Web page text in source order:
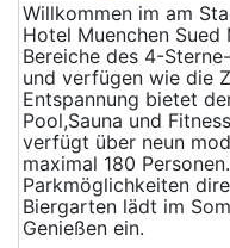
Willkommen im am
Hotel Muenchen
Bereiche des 4-
und verfügen wie die
Entspannung bietet
Pool,Sauna und
verfügt über neun
maximal 180
Parkmöglichkeiten
Biergarten lädt im
Genießen ein.